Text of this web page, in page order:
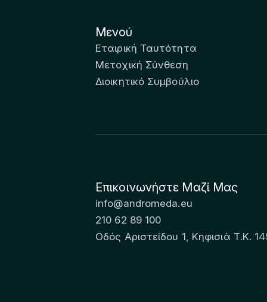
Μενού
Εταιρική Ταυτότητα
Μετοχική Σύνθεση
Διοικητικό Συμβούλιο
Επικοινωνήστε Μαζί Μας
info@andromeda.eu
210 62 89 100
Οδός Αριστείδου 1, Κηφισιά Τ.Κ.